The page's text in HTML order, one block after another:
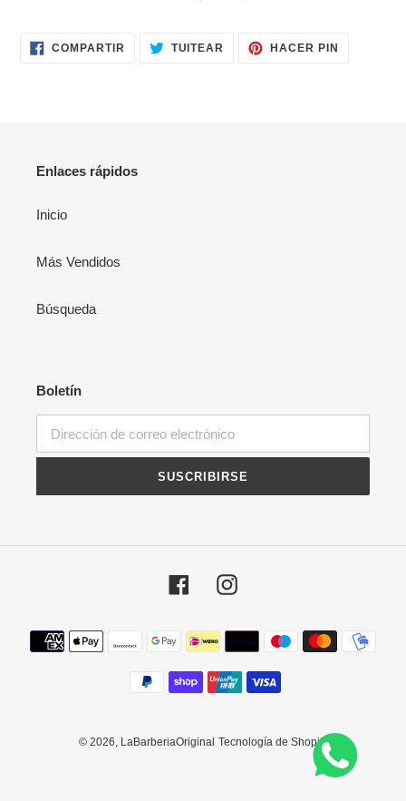
COMPARTIR COMPARTIRTUITEAR TUITEARHACER PIN
Enlaces rápidos
Inicio
Más Vendidos
Búsqueda
Boletín
SUSCRIBIRSE
FacebookInstagram
Métodos
de
pago
© 2026, LaBarberiaOriginal Tecnología de Shopify